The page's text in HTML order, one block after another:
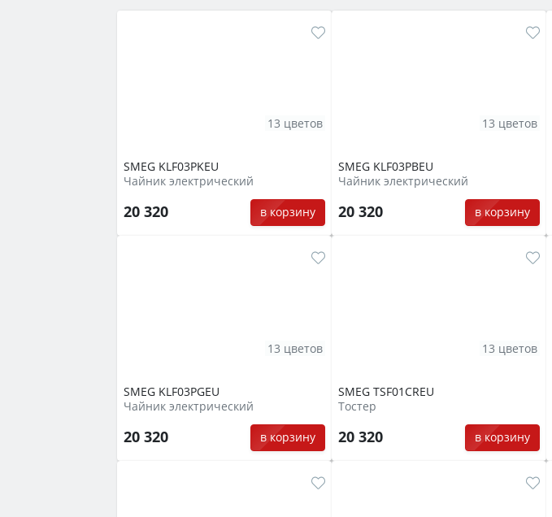
SMEG KLF03PKEU
Чайник электрический
20 320 в корзину
13 цветов
SMEG KLF03PBEU
Чайник электрический
20 320 в корзину
13 цветов
SMEG KLF03PGEU
Чайник электрический
20 320 в корзину
13 цветов
SMEG TSF01CREU
Тостер
20 320 в корзину
13 цветов